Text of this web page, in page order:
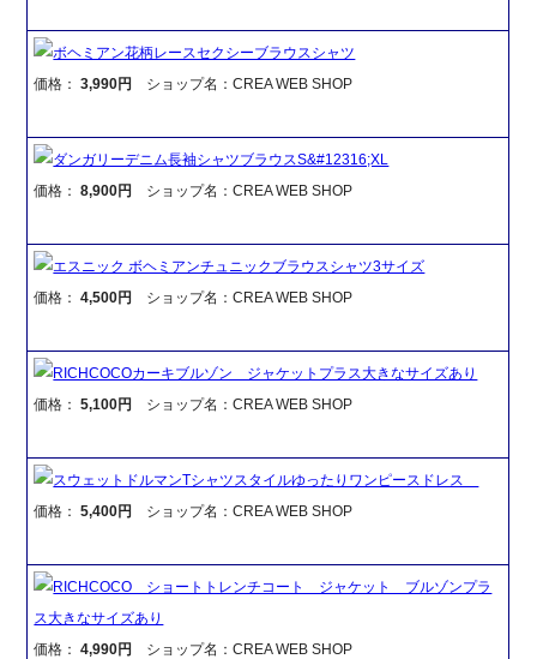
ボヘミアン花柄レースセクシーブラウスシャツ
価格：3,990円 ショップ名：CREA WEB SHOP
ダンガリーデニム長袖シャツブラウスS&#12316;XL
価格：8,900円 ショップ名：CREA WEB SHOP
エスニック ボヘミアンチュニックブラウスシャツ3サイズ
価格：4,500円 ショップ名：CREA WEB SHOP
RICHCOCOカーキブルゾン ジャケットプラス大きなサイズあり
価格：5,100円 ショップ名：CREA WEB SHOP
スウェットドルマンTシャツスタイルゆったりワンピースドレス
価格：5,400円 ショップ名：CREA WEB SHOP
RICHCOCO ショートトレンチコート ジャケット ブルゾンプラ
ス大きなサイズあり
価格：4,990円 ショップ名：CREA WEB SHOP